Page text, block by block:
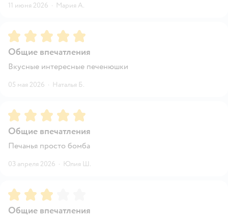
11 июня 2026 · Мария А.
Рейтинг:5
Общие впечатления
Вкусные интересные печенюшки
05 мая 2026 · Наталья Б.
Рейтинг:5
Общие впечатления
Печанья просто бомба
03 апреля 2026 · Юлия Ш.
Рейтинг:3
Общие впечатления